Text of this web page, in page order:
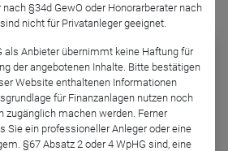
HERZIG & PURPS – Neues
vom antea-Fonds
Abonnieren Sie diesen Podcast auf
einer der gängigen Plattformen und
verpassen Sie keine Folge mehr:
§34d GewO oder Honorarberater nach
nicht für Privatanleger geeignet.
als Anbieter übernimmt keine Haftung für
der angebotenen Inhalte. Bitte bestätigen
Website enthaltenen Informationen
für Finanzanlagen nutzen noch
zugänglich machen werden. Ferner
Sie ein professioneller Anleger oder eine
§67 Absatz 2 oder 4 WpHG sind, eine